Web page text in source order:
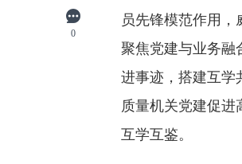
0
员先锋模范作用，
聚焦党建与业务融
进事迹，搭建互学
质量机关党建促
互学互鉴。